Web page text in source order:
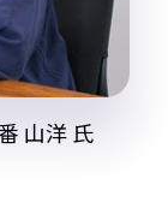
山洋 氏